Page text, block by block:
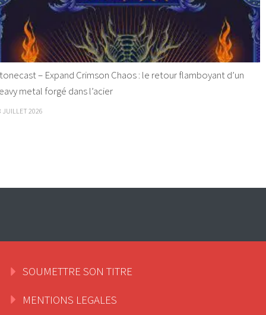
– Expand Crimson Chaos : le retour flamboyant d’un
metal forgé dans l’acier
JUILLET 2026
SOUMETTRE SON TITRE
MENTIONS LEGALES